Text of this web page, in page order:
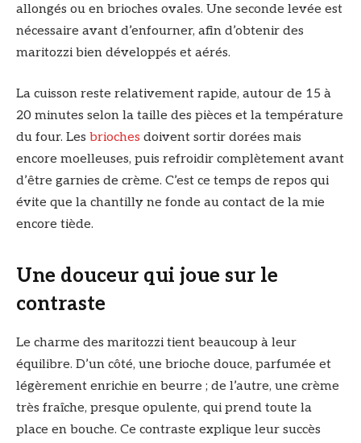
allongés ou en brioches ovales. Une seconde levée est
nécessaire avant d’enfourner, afin d’obtenir des
maritozzi bien développés et aérés.
La cuisson reste relativement rapide, autour de 15 à
20 minutes selon la taille des pièces et la température
du four. Les brioches doivent sortir dorées mais
encore moelleuses, puis refroidir complètement avant
d’être garnies de crème. C’est ce temps de repos qui
évite que la chantilly ne fonde au contact de la mie
encore tiède.
Une douceur qui joue sur le
contraste
Le charme des maritozzi tient beaucoup à leur
équilibre. D’un côté, une brioche douce, parfumée et
légèrement enrichie en beurre ; de l’autre, une crème
très fraîche, presque opulente, qui prend toute la
place en bouche. Ce contraste explique leur succès